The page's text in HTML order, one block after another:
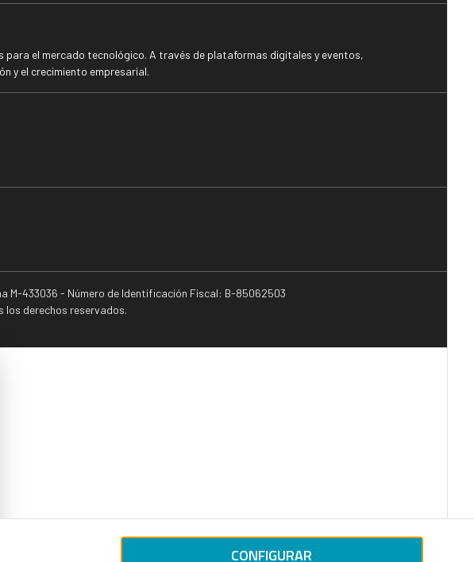
CONFIGURAR
para el mercado tecnológico. A través de plataformas digitales y eventos,
y el crecimiento empresarial.
M-433036 - Número de Identificación Fiscal: B-85062503
los derechos reservados.